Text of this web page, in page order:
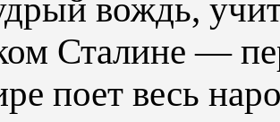
вождь,
Сталине —
поет весь